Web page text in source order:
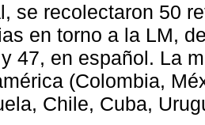
se recolectaron 50
en torno a la LM,
47, en español. La
(Colombia,
Chile, Cuba,